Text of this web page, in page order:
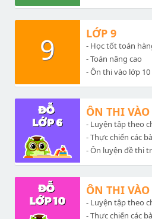
9 LỚP 9
- Học tốt toán
- Toán nâng cao
- Ôn thi vào lớp 10
ÔN THI
- Luyện tập theo
- Thực chiến các
- Ôn luyện đề thi
ÔN THI
- Luyện tập theo
- Thực chiến các